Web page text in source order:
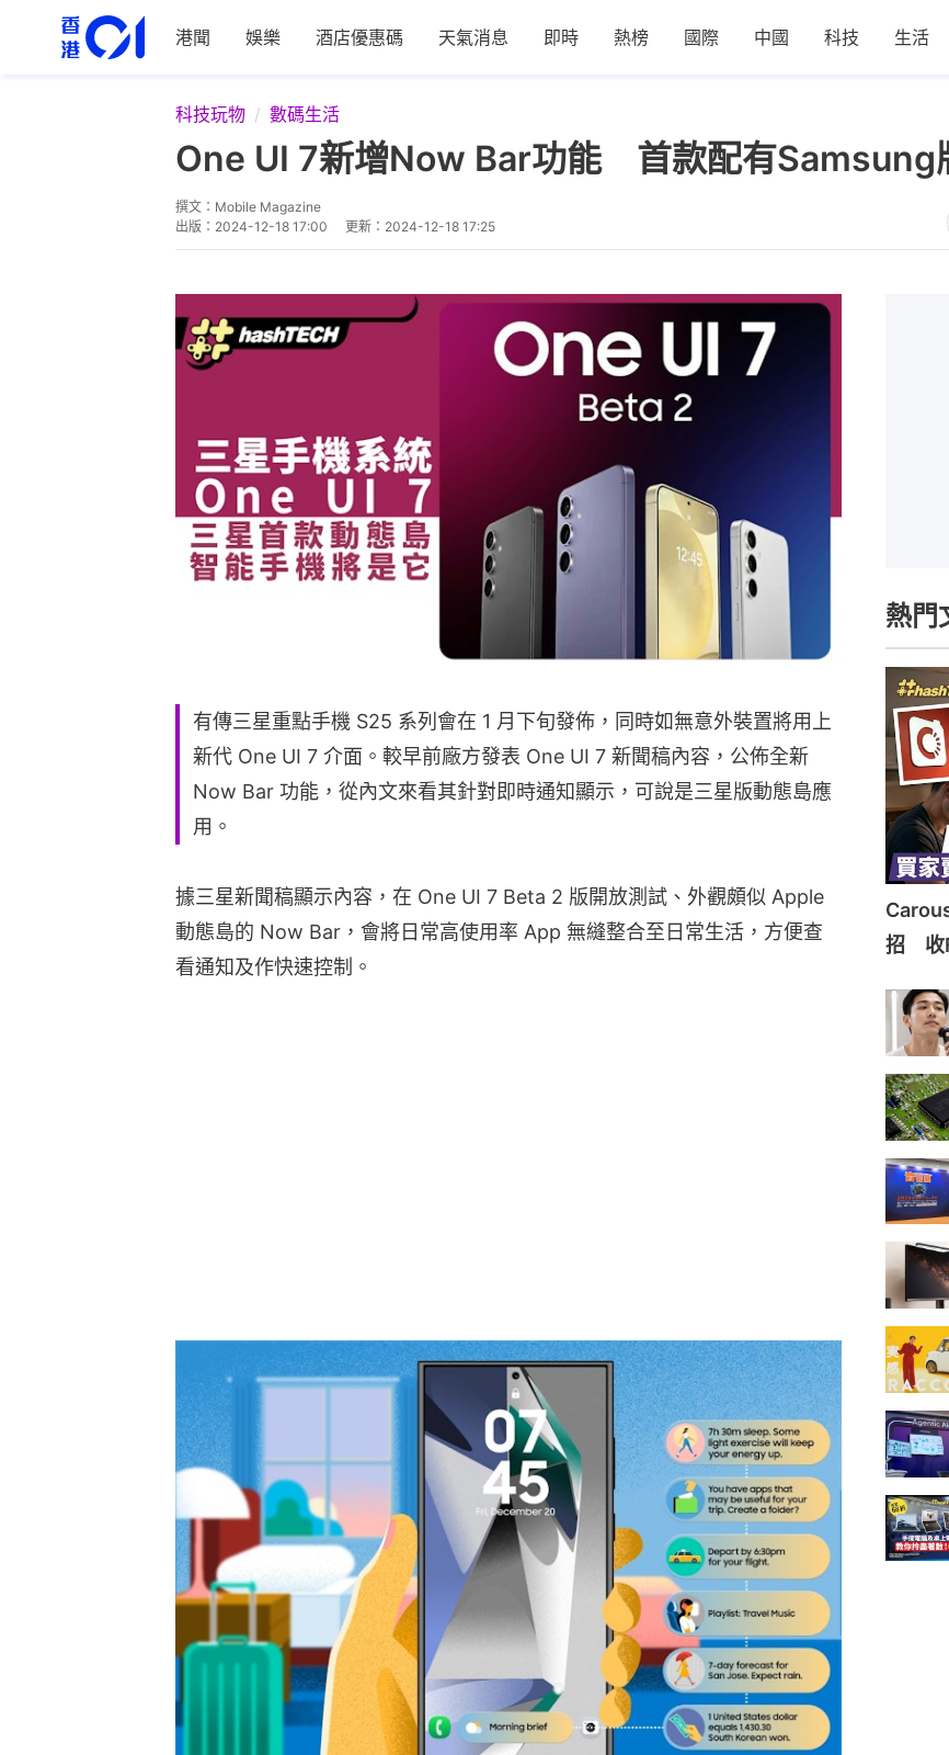
港聞 娛樂 酒店優惠碼 天氣消息 即時 熱榜 國際 中國 科技 生活
科技玩物 數碼生活
One UI 7新增Now Bar功能 首款配有Samsung
撰文： Mobile Magazine
出版： 2024-12-18 17:00 更新： 2024-12-18 17:25
有傳三星重點手機 S25 系列會在 1 月下旬發佈，同時如無意外裝置將用上
新代 One UI 7 介面。較早前廠方發表 One UI 7 新聞稿內容，公佈全新
Now Bar 功能，從內文來看其針對即時通知顯示，可說是三星版動態島應
用。
據三星新聞稿顯示內容，在 One UI 7 Beta 2 版開放測試、外觀頗似 Apple
動態島的 Now Bar，會將日常高使用率 App 無縫整合至日常生活，方便查
看通知及作快速控制。
熱門
招 收